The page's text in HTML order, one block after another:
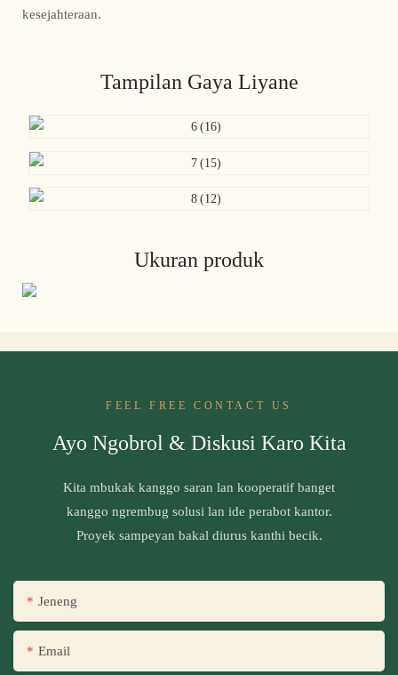
kesejahteraan.
Tampilan Gaya Liyane
Ukuran produk
FEEL FREE CONTACT US
Ayo Ngobrol & Diskusi Karo Kita
Kita mbukak kanggo saran lan kooperatif banget
kanggo ngrembug solusi lan ide perabot kantor.
Proyek sampeyan bakal diurus kanthi becik.
Jeneng
Email